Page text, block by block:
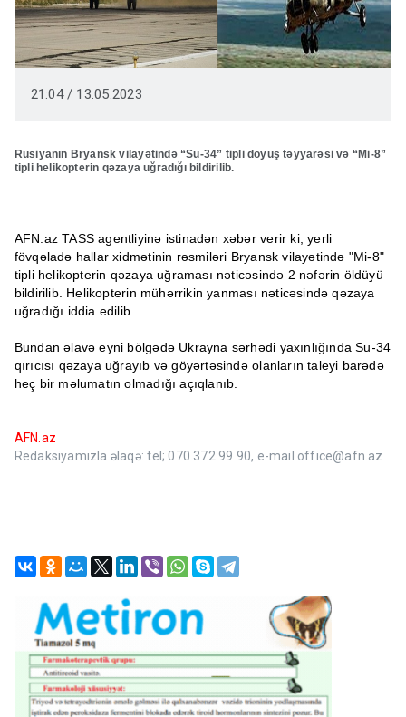
21:04 / 13.05.2023
Rusiyanın Bryansk vilayətində “Su-34” tipli döyüş təyyarəsi və “Mi-8”
tipli helikopterin qəzaya uğradığı bildirilib.
AFN.az TASS agentliyinə istinadən xəbər verir ki, yerli
fövqəladə hallar xidmətinin rəsmiləri Bryansk vilayətində "Mi-8"
tipli helikopterin qəzaya uğraması nəticəsində 2 nəfərin öldüyü
bildirilib. Helikopterin mühərrikin yanması nəticəsində qəzaya
uğradığı iddia edilib.
Bundan əlavə eyni bölgədə Ukrayna sərhədi yaxınlığında Su-34
qırıcısı qəzaya uğrayıb və göyərtəsində olanların taleyi barədə
heç bir məlumatın olmadığı açıqlanıb.
AFN.az
Redaksiyamızla əlaqə: tel; 070 372 99 90, e-mail office@afn.az